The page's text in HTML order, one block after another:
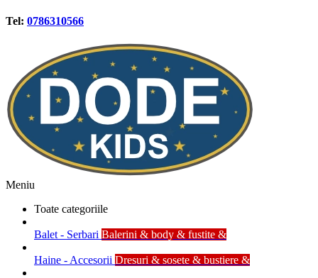
Tel: 0786310566
Meniu
Toate categoriile
Balet - Serbari Balerini & body & fustite &
Haine - Accesorii Dresuri & sosete & bustiere &